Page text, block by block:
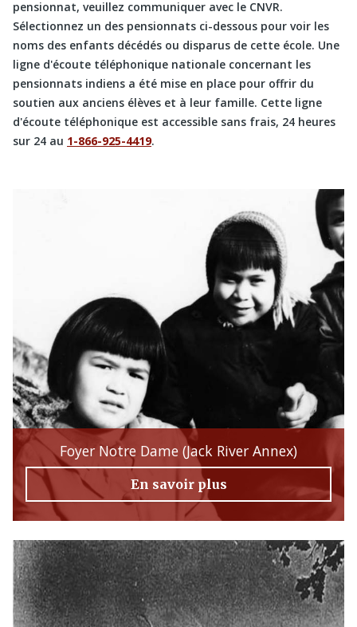
pensionnat, veuillez communiquer avec le CNVR.
Sélectionnez un des pensionnats ci-dessous pour voir les
noms des enfants décédés ou disparus de cette école. Une
ligne d'écoute téléphonique nationale concernant les
pensionnats indiens a été mise en place pour offrir du
soutien aux anciens élèves et à leur famille. Cette ligne
d'écoute téléphonique est accessible sans frais, 24 heures
sur 24 au 1-866-925-4419.
Foyer Notre Dame (Jack River Annex)
En savoir plus